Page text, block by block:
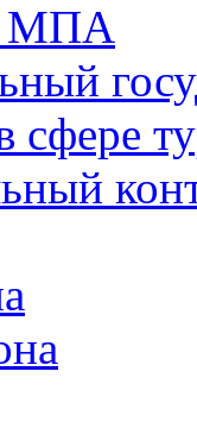
МПА
сфере